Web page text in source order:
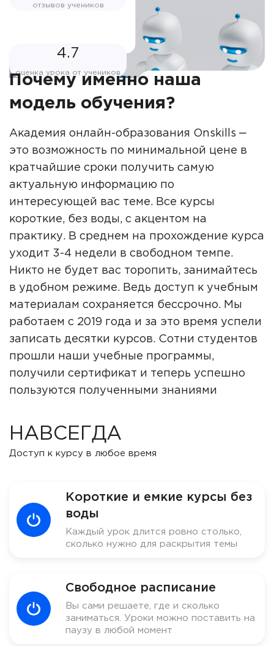
отзывов учеников
4.7
оценка урока от учеников
Почему именно наша
модель обучения?
Академия онлайн-образования Onskills ‒
это возможность по минимальной цене в
кратчайшие сроки получить самую
актуальную информацию по
интересующей вас теме. Все курсы
короткие, без воды, с акцентом на
практику. В среднем на прохождение курса
уходит 3-4 недели в свободном темпе.
Никто не будет вас торопить, занимайтесь
в удобном режиме. Ведь доступ к учебным
материалам сохраняется бессрочно. Мы
работаем с 2019 года и за это время успели
записать десятки курсов. Сотни студентов
прошли наши учебные программы,
получили сертификат и теперь успешно
пользуются полученными знаниями
НАВСЕГДА
Доступ к курсу в любое время
Короткие и емкие курсы без
воды
Каждый урок длится ровно столько,
сколько нужно для раскрытия темы
Свободное расписание
Вы сами решаете, где и сколько
заниматься. Уроки можно поставить на
паузу в любой момент